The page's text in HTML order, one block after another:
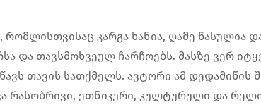
კარგა ხანია, ღამე წასულია
და თავსმოხვეულ ჩარჩოებს. მასზე ვერ
თავის სათქმელს. ავტორი ამ დედამიწის
რასობრივი, ეთნიკური, კულტურული და